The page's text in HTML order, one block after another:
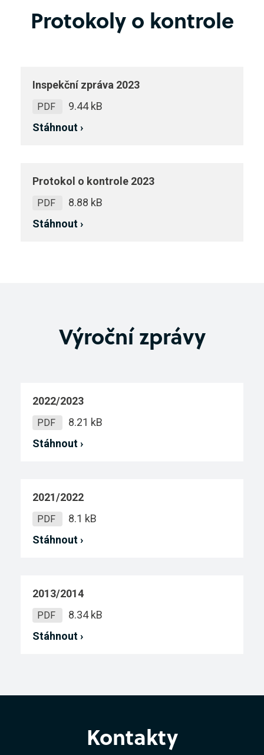
Protokoly o kontrole
Inspekční zpráva 2023
PDF
9.44 kB
Stáhnout ›
Protokol o kontrole 2023
PDF
8.88 kB
Stáhnout ›
Výroční zprávy
2022/2023
PDF
8.21 kB
Stáhnout ›
2021/2022
PDF
8.1 kB
Stáhnout ›
2013/2014
PDF
8.34 kB
Stáhnout ›
Kontakty